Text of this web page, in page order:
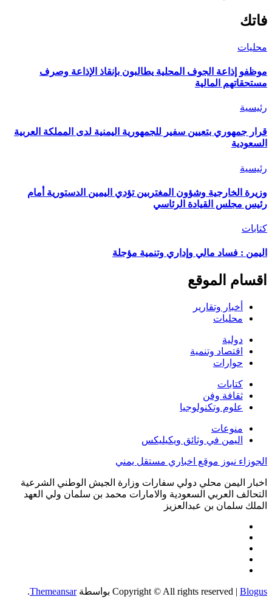
فاتك
محليات
موظفو إذاعة الجوف المحلية يطالبون بإنقاذ الإذاعة وصرف
مستحقاتهم المالية
رئيسية
قرار جمهوري بتعيين سفير للجمهورية اليمنية لدى المملكة العربية
السعودية
رئيسية
وزيرة الخارجية وشؤون المغتربين تؤدي اليمين الدستورية أمام
رئيس مجلس القيادة الرئاسي
كتابات
اليمن : فساد مالي وإداري وتنمية مؤجلة
اقسام الموقع
أخبار وتقارير
محليات
دولية
اقتصاد وتنمية
حوارات
كتابات
ثقافة وفن
علوم وتكنولوجيا
منوعات
اليمن في وثائق ويكيليكس
الجوزاء نيوز موقع اخباري مستقل يمني
اخبار اليمن محلي دولي سفارات وزارة الجيش الوطني الشرعية
التحالف العربي السعودية والامارات محمد بن سلمان ولي العهد
الملك سلمان بن عبدالعزيز
Copyright © All rights reserved | Blogus بواسطةThemeansar
.